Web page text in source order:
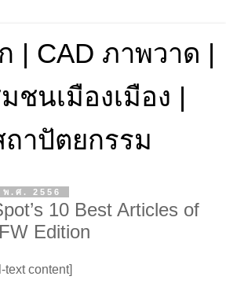
| CAD ภาพวาด |
ชนเมืองเมือง |
าปัตยกรรม
.ศ. 2556
10 Best Articles of
Edition
text content]